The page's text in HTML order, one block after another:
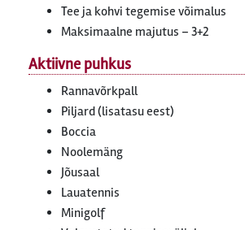
Tee ja kohvi tegemise võimalus
Maksimaalne majutus – 3+2
Aktiivne puhkus
Rannavõrkpall
Piljard (lisatasu eest)
Boccia
Noolemäng
Jõusaal
Lauatennis
Minigolf